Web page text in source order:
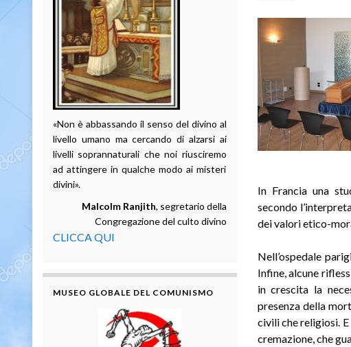
In Francia una
secondo
dei valori etico-
Nell’ospedale
Infine, alcune
in crescita la
presenza della
civili che religiosi.
cremazione, che
«Non è abbassando il senso del divino al
livello umano ma cercando di alzarsi ai
livelli soprannaturali che noi riusciremo
ad attingere in qualche modo ai misteri
divini».
Malcolm Ranjith, segretario della
Congregazione del culto divino
CLICCA QUI
MUSEO GLOBALE DEL COMUNISMO